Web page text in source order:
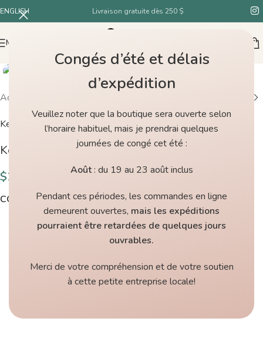
Congés d’été et délais
d’expédition
Veuillez noter que la boutique sera ouverte selon
l’horaire habituel, mais je prendrai quelques
journées de congé cet été :
Août: du 19 au 23 août inclus
Pendant ces périodes, les commandes en ligne
demeurent ouvertes, mais les expéditions
pourraient être retardées de quelques jours
ouvrables.
Merci de votre compréhension et de votre soutien
à cette petite entreprise locale!
ENGLISH Livraison gratuite dès 250 $
MENU
Accueil
Kelbourne Woolens
Kelbourne Woolens Scout 305
$28.00
COULEURS